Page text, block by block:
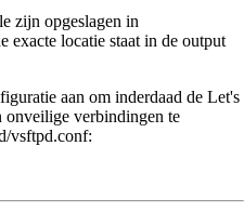
zijn opgeslagen in
exacte locatie staat in de output
aan om inderdaad de Let's
onveilige verbindingen te
vsftpd.conf: